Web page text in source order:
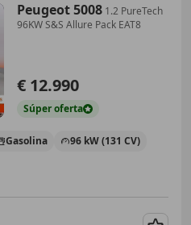
Peugeot 5008 1.2 PureTech
96KW S&S Allure Pack EAT8
€ 12.990
Súperoferta
Gasolina 96 kW (131 CV)